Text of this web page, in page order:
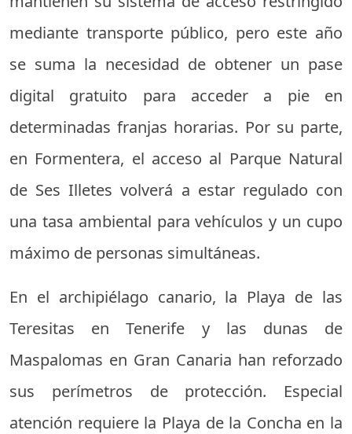
mediante transporte público, pero este año
se suma la necesidad de obtener un pase
digital gratuito para acceder a pie en
determinadas franjas horarias. Por su parte,
en Formentera, el acceso al Parque Natural
de Ses Illetes volverá a estar regulado con
una tasa ambiental para vehículos y un cupo
máximo de personas simultáneas.
En el archipiélago canario, la Playa de las
Teresitas en Tenerife y las dunas de
Maspalomas en Gran Canaria han reforzado
sus perímetros de protección. Especial
atención requiere la Playa de la Concha en la